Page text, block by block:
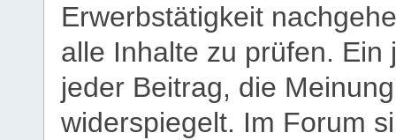
Erwerbstätigkeit
alle Inhalte zu prüfen.
jeder Beitrag, die
widerspiegelt. Im Forum